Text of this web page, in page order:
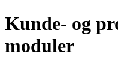
Kunde- og
moduler